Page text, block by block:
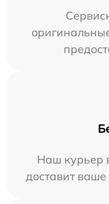
Наш курьер
доставит ваше